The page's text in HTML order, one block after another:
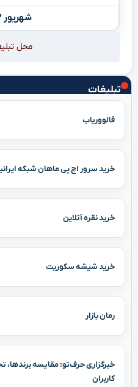
تبلیغات
فالووریاب
خرید سرور اچ پی ماهان شبکه
خرید نقره آنلاین
خرید شیشه سکوریت
رمان بازار
خبرگزاری حرف‌تو: مقایسه برندها،
کاربران
شهریور ۱۲, ۱۴۰۴
محل